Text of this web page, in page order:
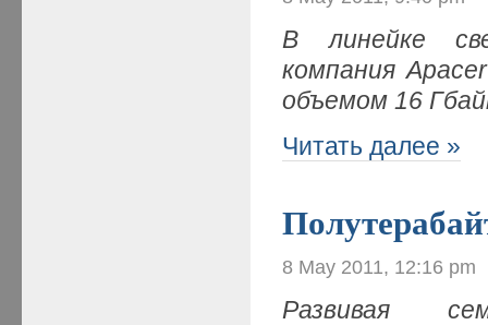
В линейке
компания
объемом 16
Читать далее »
8 May 2011, 12:16 pm
Развивая